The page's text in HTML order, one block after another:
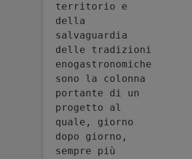
territorio e
della
salvaguardia
delle tradizioni
enogastronomiche
sono la colonna
portante di un
progetto al
quale, giorno
dopo giorno,
sempre più